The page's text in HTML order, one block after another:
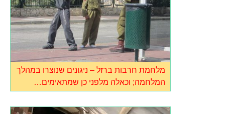
מלחמת חרבות ברזל – ניגונים שנוצרו במהלך
המלחמה; וכאלה מלפני כן שמתאימים…